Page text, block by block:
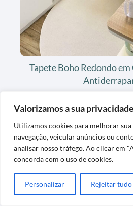
Valorizamos a sua privacidade
Utilizamos cookies para melhorar
navegação, veicular anúncios ou
analisar nosso tráfego. Ao clicar em
concorda com o uso de cookies.
Personalizar Rejeitar tudo
Tapete Boho Redondo
Cortador e Fatiador para